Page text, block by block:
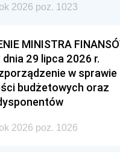
2026 poz. 1023
MINISTRA
dnia 29 lipca 2026 r.
w sprawie
budżetowych oraz
2026 poz. 1026